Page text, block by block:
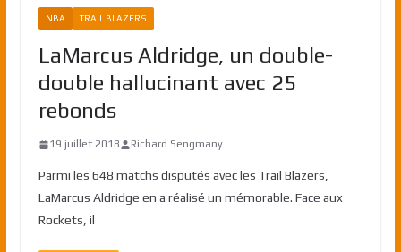
NBA TRAIL BLAZERS
LaMarcus Aldridge, un double-
double hallucinant avec 25
rebonds
19 juillet 2018 Richard Sengmany
Parmi les 648 matchs disputés avec les Trail Blazers,
LaMarcus Aldridge en a réalisé un mémorable. Face aux
Rockets, il